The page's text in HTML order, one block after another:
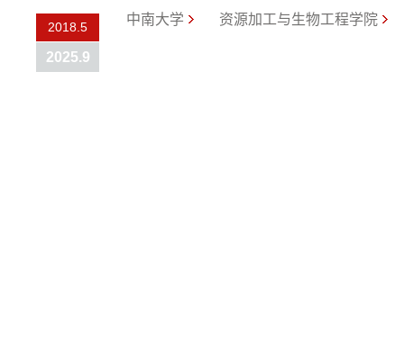
2018.5
2025.9
中南大学 资源加工与生物工程学院